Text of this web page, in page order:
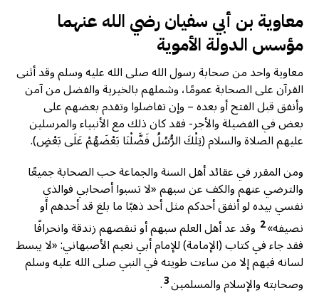
معاوية بن أبي سفيان رضي الله عنهما
مؤسس الدولة الأموية
معاوية واحد من صحابة رسول الله صلى الله عليه وسلم وقد أثنى
القرآن على الصحابة عمومًا، وشملهم بالخيرية والفضل من آمن
وأنفق قبل الفتح أو بعده – وإن تفاضلوا وتقدم بعضهم على
بعض في الفضيلة والأجر- فقد كان ذلك مع الأنبياء والمرسلين
عليهم الصلاة والسلام (تِلْكَ الرُّسُلُ فَضَّلْنَا بَعْضَهُمْ عَلَى بَعْضٍ).
ومن المقرر في عقائد أهل السنة والجماعة حب الصحابة جميعًا
والترضي عنهم والكف عن سبهم «لا تسبوا أصحابي فوالذي
نفسي بيده لو أنفق أحدكم مثل أحد ذهبًا ما بلغ قد أحدهم أو
نصيفه»2 وقد عد أهل العلم سبهم أو تنقصهم زندقة وانحرافًا
فقد جاء في كتاب (الإمامة) للإمام أبي نعيم الأصبهاني: «لا يبسط
لسانه فيهم إلا من ساءت طويته في النبي صلى الله عليه وسلم
وصحابته والإسلام والمسلمين3
.